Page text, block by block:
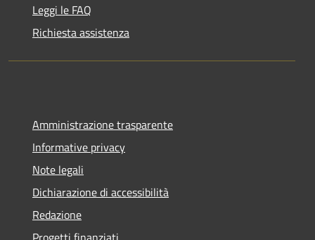
Leggi le FAQ
Richiesta assistenza
Amministrazione trasparente
Informative privacy
Note legali
Dichiarazione di accessibilità
Redazione